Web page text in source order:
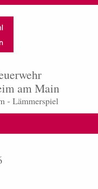
am Main
- Lämmerspiel